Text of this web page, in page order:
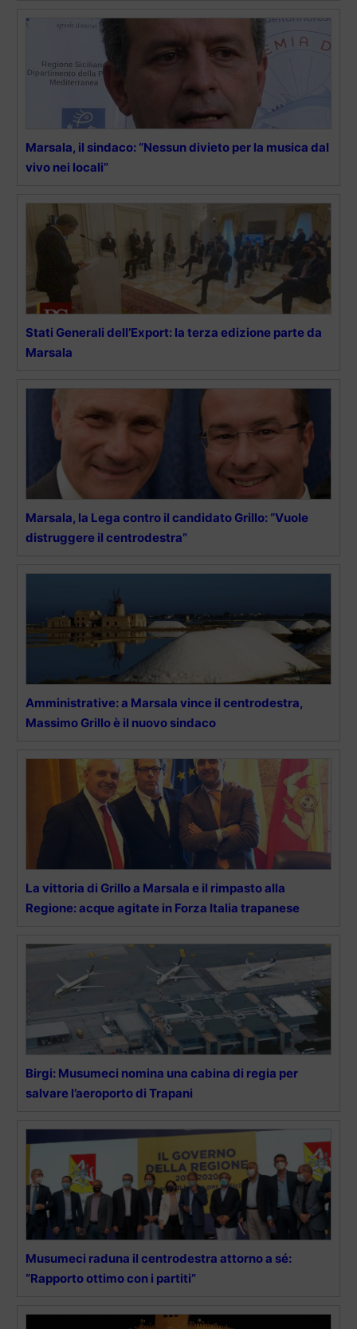
Marsala, il sindaco: “Nessun divieto per la musica dal
vivo nei locali”
Stati Generali dell’Export: la terza edizione parte da
Marsala
Marsala, la Lega contro il candidato Grillo: “Vuole
distruggere il centrodestra”
Amministrative: a Marsala vince il centrodestra,
Massimo Grillo è il nuovo sindaco
La vittoria di Grillo a Marsala e il rimpasto alla
Regione: acque agitate in Forza Italia trapanese
Birgi: Musumeci nomina una cabina di regia per
salvare l’aeroporto di Trapani
Musumeci raduna il centrodestra attorno a sé:
“Rapporto ottimo con i partiti”